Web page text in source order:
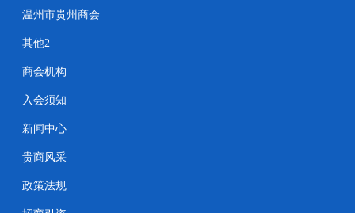
温州市贵州商会
其他2
商会机构
入会须知
新闻中心
贵商风采
政策法规